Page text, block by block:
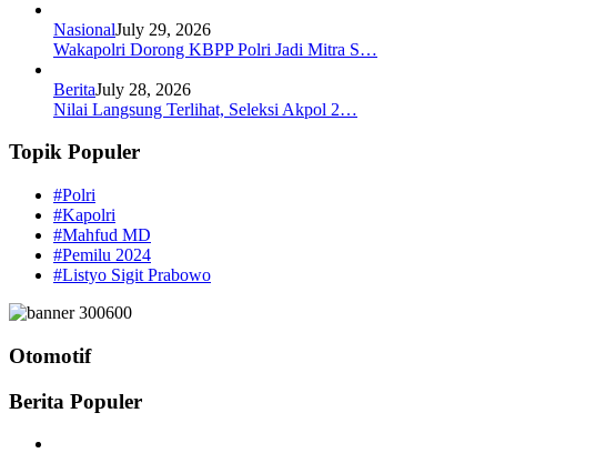
NasionalJuly 29, 2026
Wakapolri Dorong KBPP Polri Jadi Mitra S…
BeritaJuly 28, 2026
Nilai Langsung Terlihat, Seleksi Akpol 2…
Topik Populer
#Polri
#Kapolri
#Mahfud MD
#Pemilu 2024
#Listyo Sigit Prabowo
Otomotif
Berita Populer